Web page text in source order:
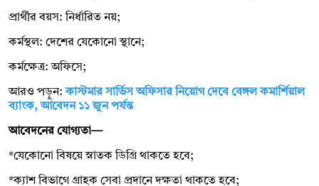
প্রার্থীর বয়স: নির্ধারিত নয়;
কর্মস্থল: দেশের যেকোনো স্থানে;
কর্মক্ষেত্র: অফিসে;
আরও পড়ুন: কাস্টমার সার্ভিস অফিসার নিয়োগ দেবে বেঙ্গল কমার্শিয়াল
ব্যাংক, আবেদন ১১ জুন পর্যন্ত
আবেদনের যোগ্যতা—
*যেকোনো বিষয়ে স্নাতক ডিগ্রি থাকতে হবে;
*ক্যাশ বিভাগে গ্রাহক সেবা প্রদানে দক্ষতা থাকতে হবে;